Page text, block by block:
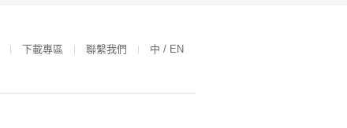
下載專區 聯繫我們 中 / EN